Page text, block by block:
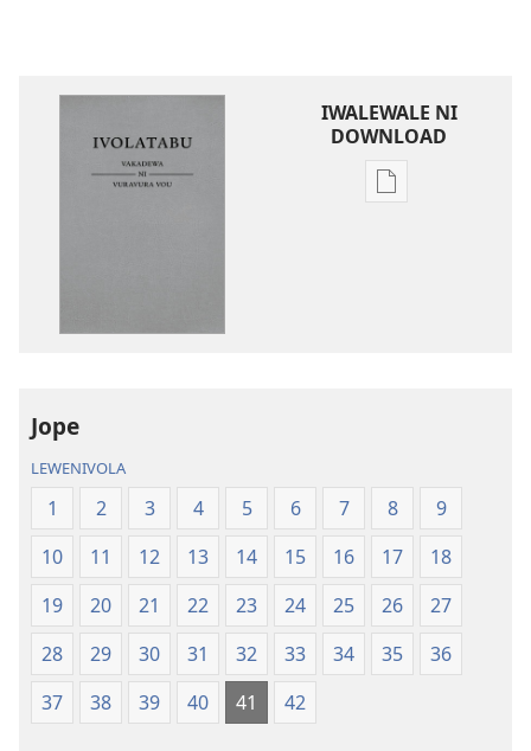
IWALEWALE NI
DOWNLOAD
Sala
Vuravura
Vou
Jope
LEWENIVOLA
1 2 3 4 5 6 7 8
9
10
11 12 13 14 15 16 17
18
19
20 21 22 23 24 25 26
27
28
29 30 31 32 33 34 35
36
37
38 39 40 41 42